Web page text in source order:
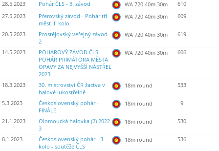
28.5.2023
Pohár ČLS - 3. závod WA 720 40m 30m
610
27.5.2023
Přerovský závod - Pohár tří
měst II. kolo
WA 720 40m 30m 609
20.5.2023
Prostějovský veřejný závod -
2
WA 720 40m 30m 619
14.5.2023
POHÁROVÝ ZÁVOD ČLS -
POHÁR PRIMÁTORA MĚSTA
OPAVY ZA NEJVYŠŠÍ NÁSTŘEL
2023
WA 720 40m 30m 606
18.3.2023
30. mistrovství ČR žactva v
halové lukostřelbě
18m round 533
5.3.2023
Československý pohár -
FINÁLE
18m round 9
21.1.2023
Olomoucká halovka (2) 2022-
3
18m round 530
8.1.2023
Československý pohár - 3.
kolo - soutěže ČLS
18m round 536